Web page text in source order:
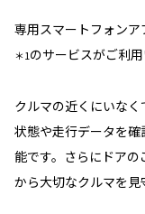
専用スマートフォン
＊1のサービスがご利用
クルマの近くにいな
状態や走行データを
能です。さらにドア
から大切なクルマを見